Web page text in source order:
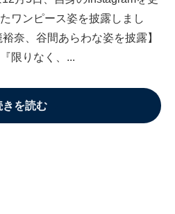
ワンピース姿を披露しまし
奈、谷間あらわな姿を披露】
限りなく、...
きを読む